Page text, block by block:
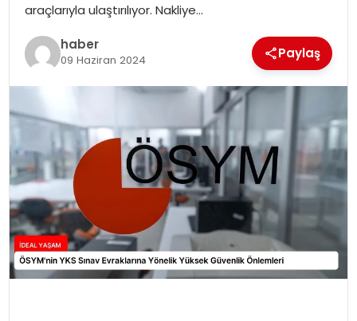
araçlarıyla ulaştırılıyor. Nakliye…
haber
09 Haziran 2024 Paylaş